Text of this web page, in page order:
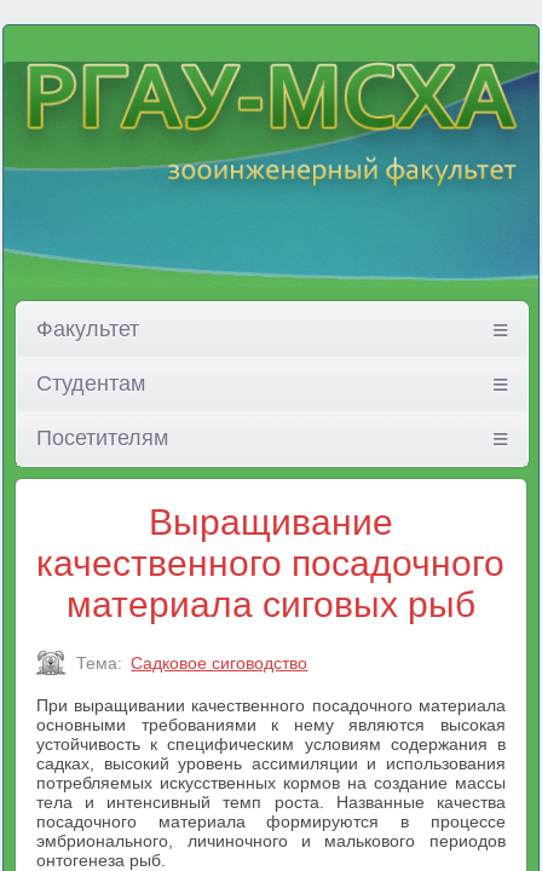
Факультет
Студентам
Посетителям
Выращивание
качественного посадочного
материала сиговых рыб
Тема: Садковое сиговодство
При выращивании качественного посадочного материала
основными требованиями к нему являются высокая
устойчивость к специфическим условиям содержания в
садках, высокий уровень ассимиляции и использования
потребляемых искусственных кормов на создание массы
тела и интенсивный темп роста. Названные качества
посадочного материала формируются в процессе
эмбрионального, личиночного и малькового периодов
онтогенеза рыб.